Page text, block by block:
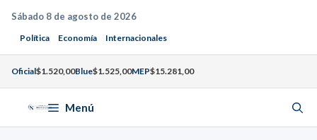
Saltar
contenido
Sábado 8 de agosto de 2026
Política Economía Internacionales
Oficial$1.520,00Blue$1.525,00MEP$15.281,00
Menú